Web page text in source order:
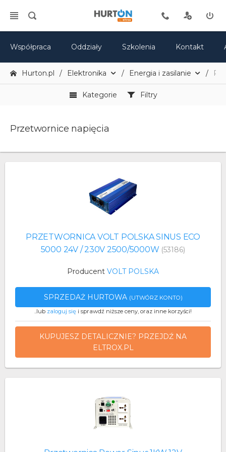
Współpraca Oddziały Szkolenia Kontakt
Hurton.pl Elektronika Energia i zasilanie
Kategorie Filtry
Przetwornice napięcia
PRZETWORNICA VOLT POLSKA SINUS ECO
5000 24V / 230V 2500/5000W (53186)
Producent VOLT POLSKA
SPRZEDAŻ HURTOWA (UTWÓRZ KONTO)
..lub zaloguj się i sprawdź niższe ceny, oraz inne korzyści!
KUPUJESZ DETALICZNIE? PRZEJDŹ NA
ELTROX.PL